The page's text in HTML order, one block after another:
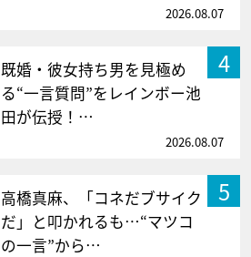
2026.08.07
4
既婚・彼女持ち男を見極め
る“一言質問”をレインボー池
田が伝授！…
2026.08.07
5
高橋真麻、「コネだブサイク
だ」と叩かれるも…“マツコ
の一言”から…